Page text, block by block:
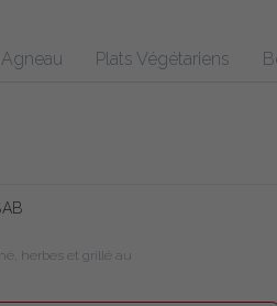
Agneau Plats Végétariens
herbes et grillé au